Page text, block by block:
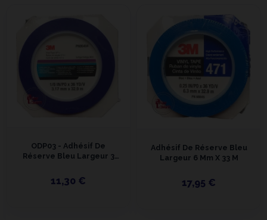
ODP03 - Adhésif De
Réserve Bleu Largeur 3
11,30 €
Adhésif De Réserve Bleu
Largeur 6 Mm X 33 M
17,95 €